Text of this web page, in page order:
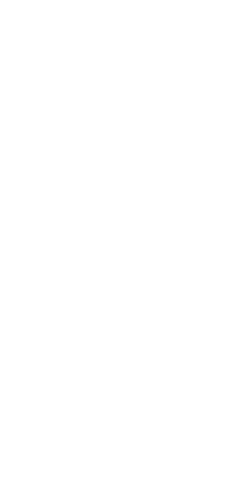
賽